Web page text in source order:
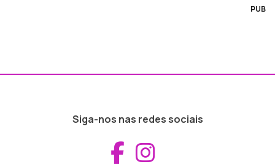
PUB
Siga-nos nas redes sociais
Aceder ao